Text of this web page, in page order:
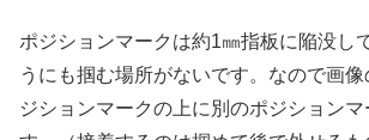
ポジションマークは約1㎜指板に陥没し
うにも掴む場所がないです。なので画
ジションマークの上に別のポジションマ